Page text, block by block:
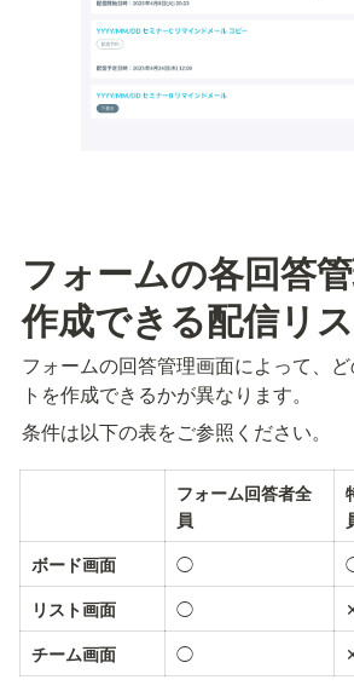
フォームの各回答
作成できる配信リ
フォームの回答管理画面によって、
トを作成できるかが異なります。
条件は以下の表をご参照ください。
フォーム回答者全
員
ボード画面
◯
リスト画面 ◯
チーム画面 ◯